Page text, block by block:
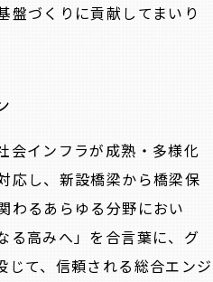
盤づくりに貢献してまいり
会インフラが成熟・多様化
応し、新設橋梁から橋梁保
わるあらゆる分野におい
る高みへ」を合言葉に、グ
じて、信頼される総合エンジ